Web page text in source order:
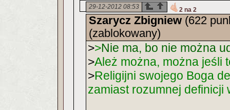
29-12-2012 08:53 2 na 2
Szarycz Zbigniew (622
(zablokowany)
>>Nie ma, bo nie można
>Ależ można, można jeśli
>Religijni swojego Boga
zamiast rozumnej definicji